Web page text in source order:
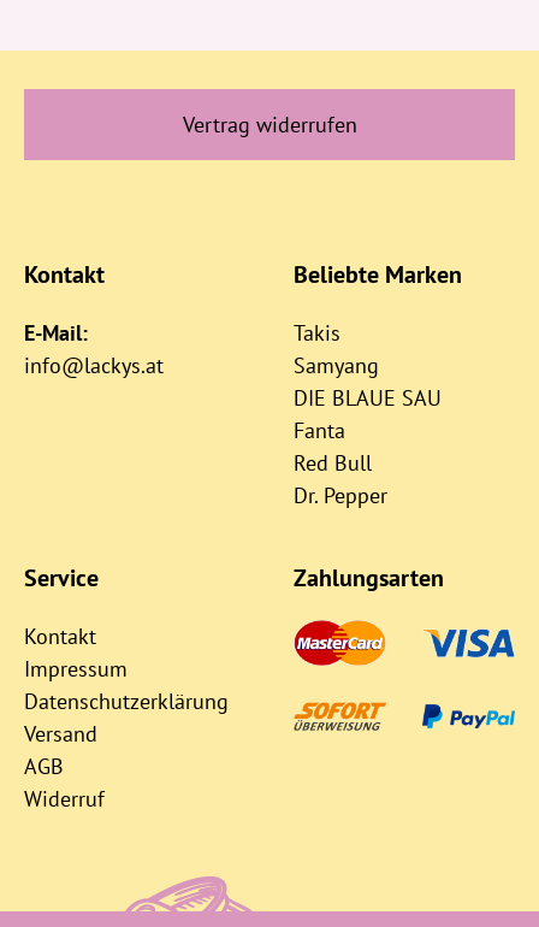
Vertrag widerrufen
Kontakt
E-Mail:
info@lackys.at
Beliebte Marken
Takis
Samyang
DIE BLAUE SAU
Fanta
Red Bull
Dr. Pepper
Service
Kontakt
Impressum
Datenschutzerklärung
Versand
AGB
Widerruf
Zahlungsarten